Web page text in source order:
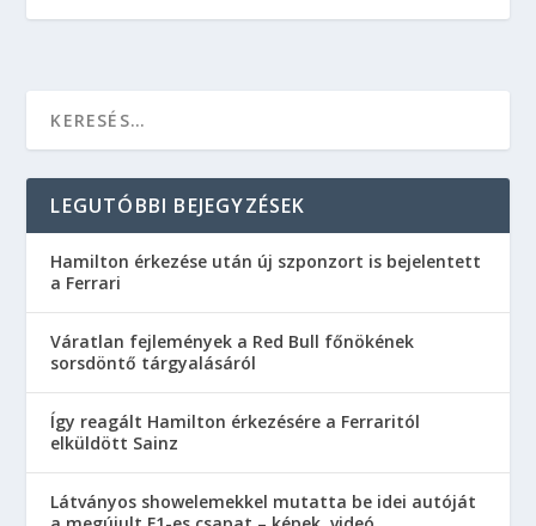
LEGUTÓBBI BEJEGYZÉSEK
Hamilton érkezése után új szponzort is bejelentett
a Ferrari
Váratlan fejlemények a Red Bull főnökének
sorsdöntő tárgyalásáról
Így reagált Hamilton érkezésére a Ferraritól
elküldött Sainz
Látványos showelemekkel mutatta be idei autóját